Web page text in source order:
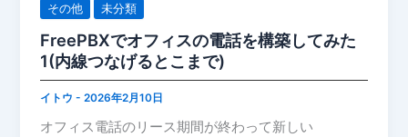
その他 未分類
FreePBXでオフィスの電話を構築してみた
1(内線つなげるとこまで)
イトウ-2026年2月10日
オフィス電話のリース期間が終わって新しい